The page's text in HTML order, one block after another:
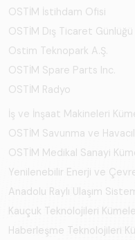
OSTİM İstihdam Ofisi
OSTİM Dış Ticaret Günlüğü
Ostim Teknopark A.Ş.
OSTİM Spare Parts Inc.
OSTİM Radyo
İş ve İnşaat Makineleri
OSTİM Savunma ve
OSTİM Medikal Sanayi
Yenilenebilir Enerji ve
Anadolu Raylı Ulaşım
Kauçuk Teknolojileri
Haberleşme Teknolojileri